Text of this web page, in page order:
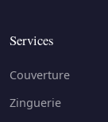
Services
Couverture
Zinguerie